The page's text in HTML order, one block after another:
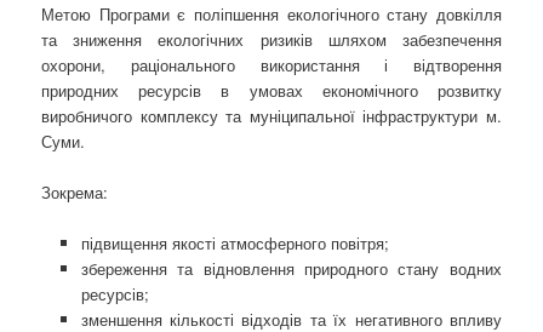
Метою Програми є поліпшення екологічного стану довкілля
та зниження екологічних ризиків шляхом забезпечення
охорони, раціонального використання і відтворення
природних ресурсів в умовах економічного розвитку
виробничого комплексу та муніципальної інфраструктури м.
Суми.
Зокрема:
підвищення якості атмосферного повітря;
збереження та відновлення природного стану водних
ресурсів;
зменшення кількості відходів та їх негативного впливу